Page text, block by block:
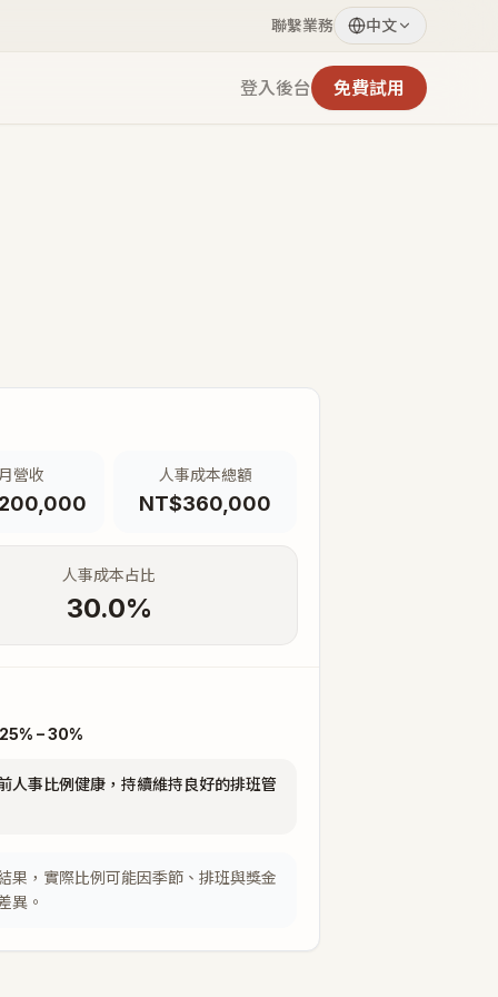
聯繫業務 中文
登入後台 免費試用
營收 人事成本總額
NT$360,000
人事成本占比
30.0%
25% – 30%
人事比例健康，持續維持良好的排班管
果，實際比例可能因季節、排班與獎金
異。